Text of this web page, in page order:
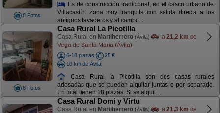
8 Fotos
Es de construcción tradicional, en el casco urbano de
Villacastín. Zona muy tranquila con salida directa a los
antiguos lavaderos y al campo ...
8 Fotos
Casa Rural La Picotilla
Casa Rural en Martiherrero (Ávila) a 21,2 km de
Vega de Santa Maria (Ávila)
6-18 plazas
25 €
10 km de Ávila
Casa Rural la Picotilla son dos casas rurales
adosadas que se pueden alquilar juntas o por separado.
En total tienen 18 plazas. Si se alquil ...
Casa Rural Domi y Virtu
Casa Rural en Martiherrero (Ávila) a 21,3 km de